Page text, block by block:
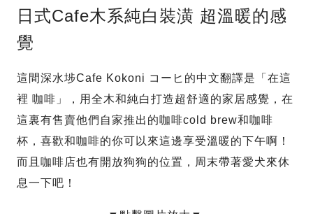
日式Cafe木系純白裝潢 超溫暖的感
覺
這間深水埗Cafe Kokoni コーヒ的中文翻譯是「在這
裡 咖啡」，用全木和純白打造超舒適的家居感覺，在
這裏有售賣他們自家推出的咖啡cold brew和咖啡
杯，喜歡和咖啡的你可以來這邊享受溫暖的下午啊！
而且咖啡店也有開放狗狗的位置，周末帶著愛犬來休
息一下吧！